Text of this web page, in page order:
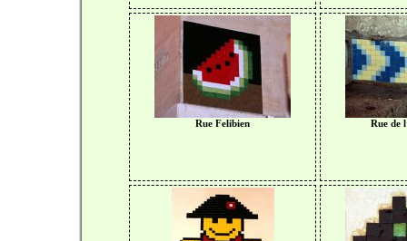
Rue Felibien Rue de